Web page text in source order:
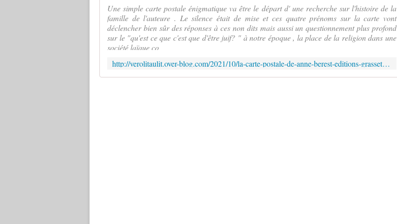
Une simple carte postale énigmatique va être le départ d' une recherche sur l'histoire de la
famille de l'auteure . Le silence était de mise et ces quatre prénoms sur la carte vont
déclencher bien sûr des réponses à ces non dits mais aussi un questionnement plus profond
sur le "qu'est ce que c'est que d'être juif? " à notre époque , la place de la religion dans une
société laïque co
http://verolitaulit.over-blog.com/2021/10/la-carte-postale-de-anne-berest-editions-grasset.html